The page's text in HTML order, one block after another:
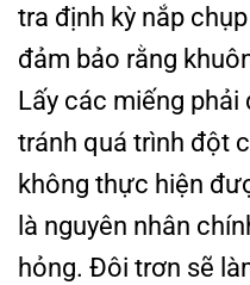
tra định kỳ nắp
đảm bảo rằng
Lấy các miếng
tránh quá trình đột
không thực hiện
là nguyên nhân
hỏng. Đôi trơn sẽ